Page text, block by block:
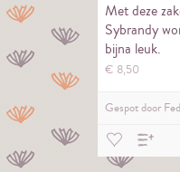
Met deze
Sybrandy
bijna leuk.
€ 8,50
Gespot door